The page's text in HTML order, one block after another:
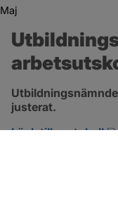
Maj
justerat.
Länk till protokoll